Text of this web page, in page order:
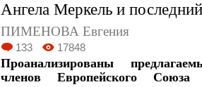
Ангела Меркель и
ПИМЕНОВА Евгения
133 17848
Проанализированы
членов Европейского